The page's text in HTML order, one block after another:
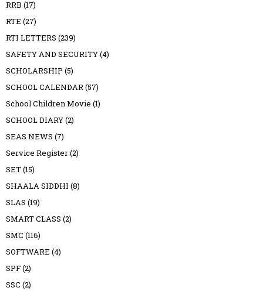
RRB (17)
RTE (27)
RTI LETTERS (239)
SAFETY AND SECURITY(4)
SCHOLARSHIP (5)
SCHOOL CALENDAR(57)
School Children Movie (1)
SCHOOL DIARY(2)
SEAS NEWS (7)
Service Register(2)
SET(15)
SHAALA SIDDHI (8)
SLAS (19)
SMART CLASS (2)
SMC (116)
SOFTWARE (4)
SPF(2)
SSC (2)